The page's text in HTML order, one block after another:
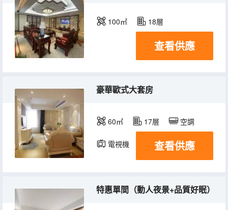
100㎡ 18層
查看供應
豪華歐式大套房
60㎡ 17層 空調
電視機 查看供應
特惠單間（動人夜景+品質好眠）